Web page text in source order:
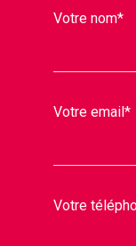
Votre nom*
Votre email*
Votre